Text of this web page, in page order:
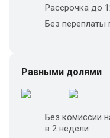
Рассрочка до
Без переплаты
Равными долями
Без комиссии
в 2 недели